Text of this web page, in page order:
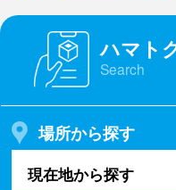
ハマト
Search
場所から探す
現在地から探す